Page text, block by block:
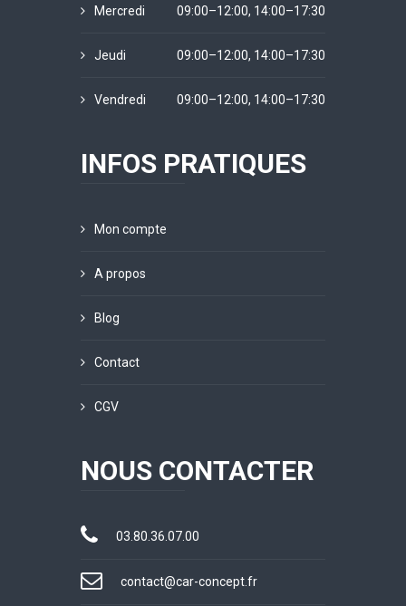
Mercredi 09:00–12:00, 14:00–17:30
Jeudi 09:00–12:00, 14:00–17:30
Vendredi 09:00–12:00, 14:00–17:30
INFOS PRATIQUES
Mon compte
A propos
Blog
Contact
CGV
NOUS CONTACTER
03.80.36.07.00
contact@car-concept.fr